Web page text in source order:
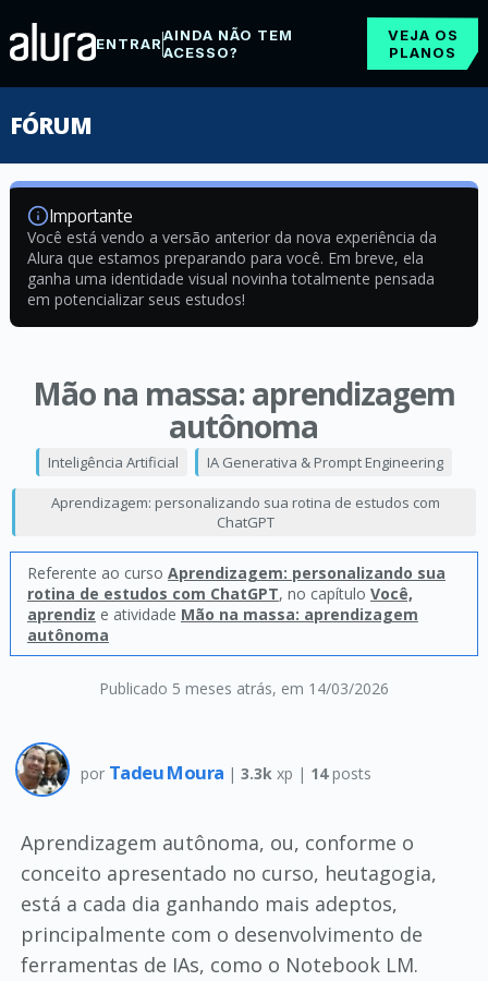
ENTRARAINDA NÃO TEM
ACESSO?
VEJA OS
PLANOS
FÓRUM
Importante
Você está vendo a versão anterior da nova experiência da
Alura que estamos preparando para você. Em breve, ela
ganha uma identidade visual novinha totalmente pensada
em potencializar seus estudos!
Mão na massa: aprendizagem
autônoma
Publicado 5 meses atrás, em 14/03/2026
Inteligência Artificial IA Generativa & Prompt Engineering
Aprendizagem: personalizando sua rotina de estudos com
ChatGPT
Referente ao curso Aprendizagem: personalizando sua
rotina de estudos com ChatGPT, no capítulo Você,
aprendiz e atividade Mão na massa: aprendizagem
autônoma
por Tadeu Moura | 3.3k xp | 14posts
Aprendizagem autônoma, ou, conforme o
conceito apresentado no curso, heutagogia,
está a cada dia ganhando mais adeptos,
principalmente com o desenvolvimento de
ferramentas de IAs, como o Notebook LM.